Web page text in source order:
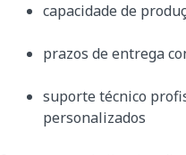
capacidade de
prazos de entrega
suporte técnico
personalizados